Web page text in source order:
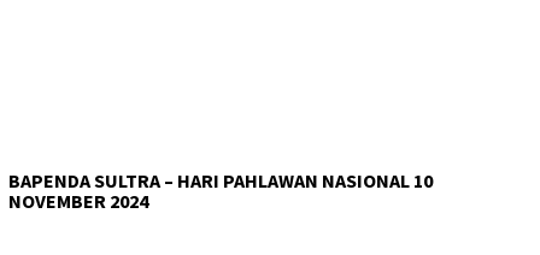
BAPENDA SULTRA – HARI PAHLAWAN NASIONAL 10
NOVEMBER 2024